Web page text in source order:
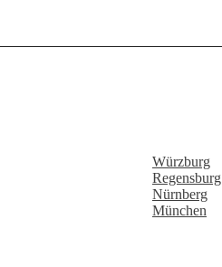
Würzburg
Regensburg
Nürnberg
München